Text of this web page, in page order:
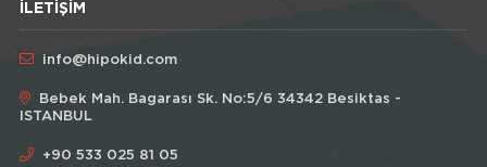
İLETIŞIM
info@hipokid.com
Bebek Mah. Bagarası Sk. No:5/6 34342 Besiktas -
ISTANBUL
+90 533 025 81 05